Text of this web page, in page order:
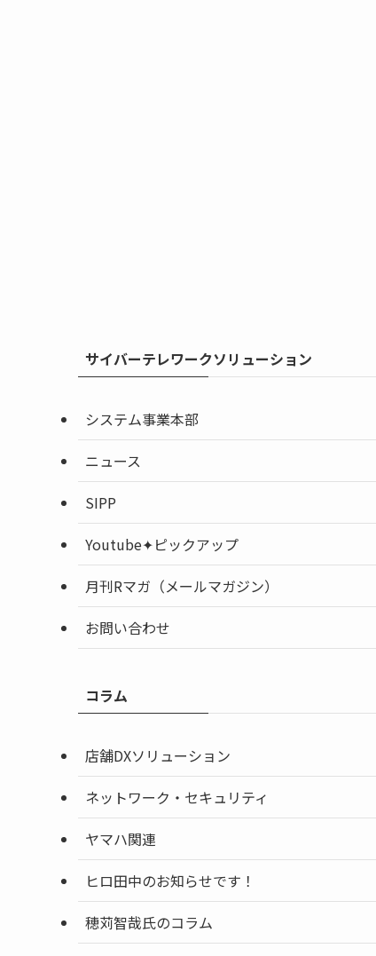
サイバーテレワークソリューション
システム事業本部
ニュース
SIPP
Youtube✦ピックアップ
月刊Rマガ（メールマガジン）
お問い合わせ
コラム
店舗DXソリューション
ネットワーク・セキュリティ
ヤマハ関連
ヒロ田中のお知らせです！
穂苅智哉氏のコラム